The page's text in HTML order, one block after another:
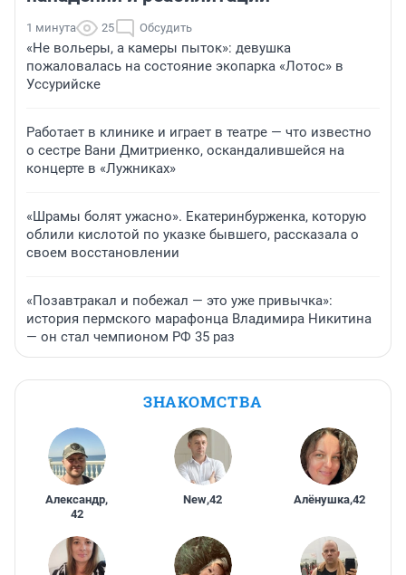
1 минута 25 Обсудить
«Не вольеры, а камеры пыток»: девушка
пожаловалась на состояние экопарка «Лотос» в
Уссурийске
Работает в клинике и играет в театре — что известно
о сестре Вани Дмитриенко, оскандалившейся на
концерте в «Лужниках»
«Шрамы болят ужасно». Екатеринбурженка, которую
облили кислотой по указке бывшего, рассказала о
своем восстановлении
«Позавтракал и побежал — это уже привычка»:
история пермского марафонца Владимира Никитина
— он стал чемпионом РФ 35 раз
ЗНАКОМСТВА
Александр,
42
New,42 Алёнушка,42